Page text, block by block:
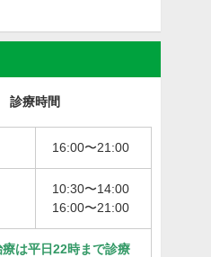
診療時間
16:00〜21:00
10:30〜14:00
16:00〜21:00
は平日22時まで診療